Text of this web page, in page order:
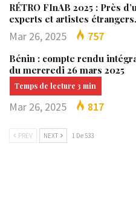
RÉTRO FInAB 2025 : Près
experts et artistes
Mar 26, 2025 757
Bénin : compte rendu
du mercredi 26 mars 2025
Mar 26, 2025 817
PREV NEXT 1 De 533